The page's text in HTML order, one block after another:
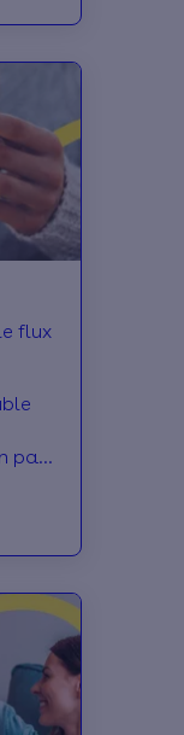
flux
par